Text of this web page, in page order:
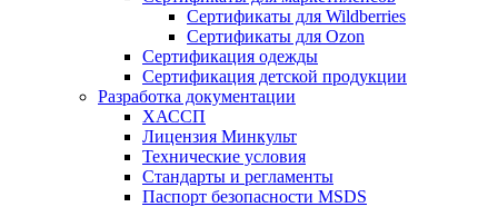
Сертификаты для Wildberries
Сертификаты для Ozon
Сертификация одежды
Сертификация детской продукции
Разработка документации
ХАССП
Лицензия Минкульт
Технические условия
Стандарты и регламенты
Паспорт безопасности MSDS